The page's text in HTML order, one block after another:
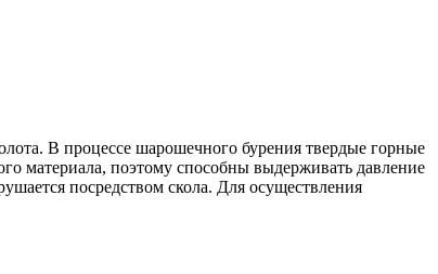
В процессе шарошечного бурения твердые горные
материала, поэтому способны выдерживать давление
посредством скола. Для осуществления